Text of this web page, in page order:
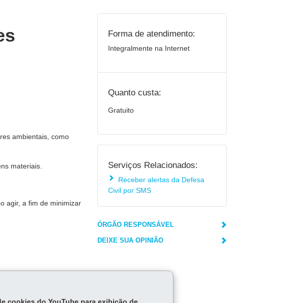
ambientais, como
materiais.
agir, a fim de minimizar
Forma de atendimento:
Integralmente na Internet
Quanto custa:
Gratuito
Serviços Relacionados:
Receber alertas da Defesa
Civil por SMS
ÓRGÃO RESPONSÁVEL
DEIXE SUA OPINIÃO